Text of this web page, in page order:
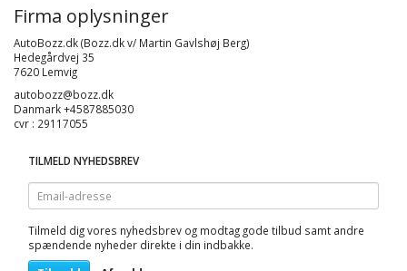
Firma oplysninger
AutoBozz.dk (Bozz.dk v/ Martin Gavlshøj Berg)
Hedegårdvej 35
7620 Lemvig
autobozz@bozz.dk
Danmark +4587885030
cvr : 29117055
TILMELD NYHEDSBREV
Email-
adresse
Tilmeld dig vores nyhedsbrev og modtag gode tilbud samt andre
spændende nyheder direkte i din indbakke.